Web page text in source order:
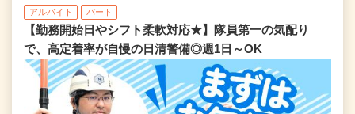
アルバイト パート
【勤務開始日やシフト柔軟対応★】隊員第一の気配り
で、高定着率が自慢の日清警備◎週1日～OK